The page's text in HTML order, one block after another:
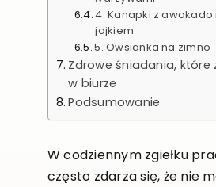
4. Kanapki z awokado i
jajkiem
5. Owsianka na zimno
Zdrowe śniadania, które
w biurze
Podsumowanie
W codziennym zgiełku
często zdarza się, że nie